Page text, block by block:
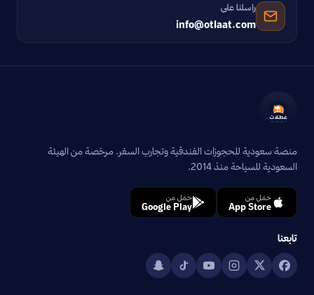
راسلنا على
info@otlaat.com
منصة سعودية للحجوزات الفندقية وتجارب السفر. مرخصة من الهيئة
السعودية للسياحة منذ 2014.
حمّل من
App Store
حمّل من
Google Play
تابعنا